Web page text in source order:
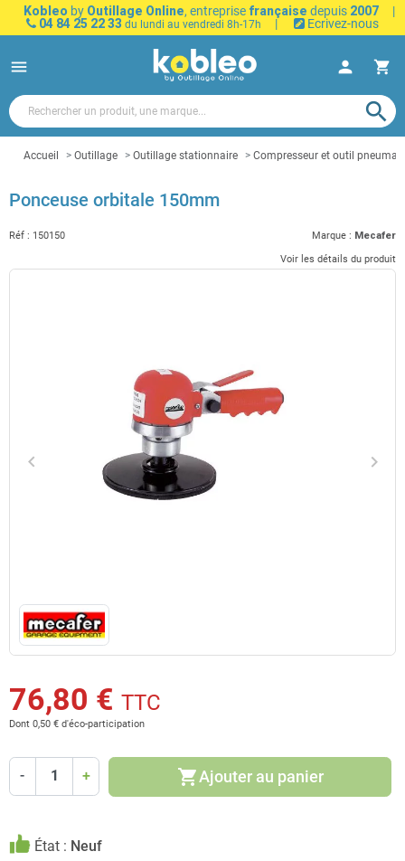
Kobleo by Outillage Online, entreprise française depuis 2007
|
04 84 25 22 33 du lundi au vendredi 8h-17h | Ecrivez-nous
menu person shopping_cart
search
Accueil Outillage Outillage stationnaire Compresseur et outil
Ponceuse orbitale 150mm
Réf : 150150 Marque : Mecafer
Voir les détails du produit
Précédent
keyboard_arrow_left keyboard_arrow_right
76,80 € TTC
Dont 0,50 € d'éco-participation
- + shopping_cartAjouter au panier
État : Neuf